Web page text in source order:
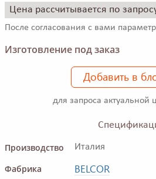
Цена рассчитывается по
После согласования с вами
Изготовление под заказ
Добавить в
для запроса актуальной
Производство
Италия
Фабрика BELCOR